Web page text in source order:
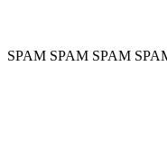
SPAM SPAM SPAM